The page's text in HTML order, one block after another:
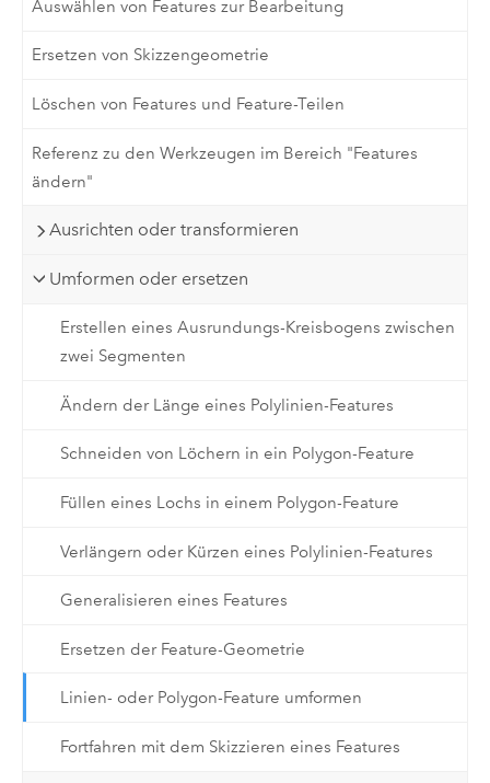
Auswählen von Features zur Bearbeitung
Ersetzen von Skizzengeometrie
Löschen von Features und Feature-Teilen
Referenz zu den Werkzeugen im Bereich "Features
ändern"
Ausrichten oder transformieren
Umformen oder ersetzen
Erstellen eines Ausrundungs-Kreisbogens zwischen
zwei Segmenten
Ändern der Länge eines Polylinien-Features
Schneiden von Löchern in ein Polygon-Feature
Füllen eines Lochs in einem Polygon-Feature
Verlängern oder Kürzen eines Polylinien-Features
Generalisieren eines Features
Ersetzen der Feature-Geometrie
Linien- oder Polygon-Feature umformen
Fortfahren mit dem Skizzieren eines Features